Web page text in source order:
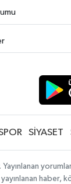
SİYASET